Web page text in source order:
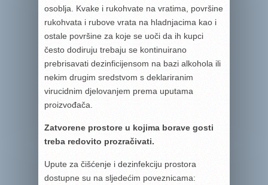
osoblja. Kvake i rukohvate na vratima, površine
rukohvata i rubove vrata na hladnjacima kao i
ostale površine za koje se uoči da ih kupci
često dodiruju trebaju se kontinuirano
prebrisavati dezinficijensom na bazi alkohola ili
nekim drugim sredstvom s deklariranim
virucidnim djelovanjem prema uputama
proizvođača.
Zatvorene prostore u kojima borave gosti
treba redovito prozračivati.
Upute za čišćenje i dezinfekciju prostora
dostupne su na sljedećim poveznicama: